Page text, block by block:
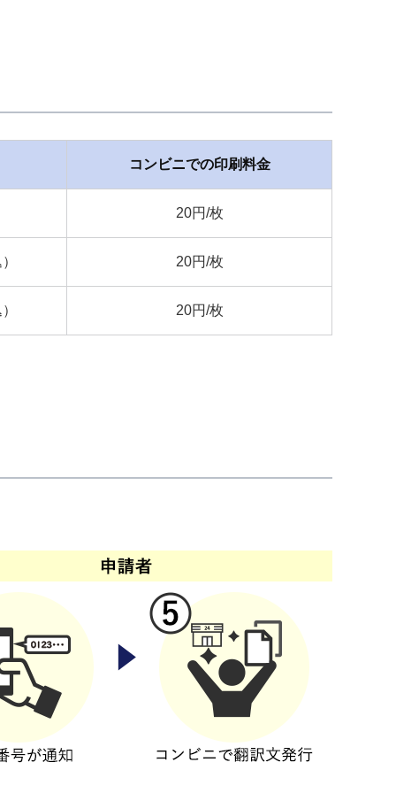
コンビニでの印刷料金
20円/枚
20円/枚
20円/枚